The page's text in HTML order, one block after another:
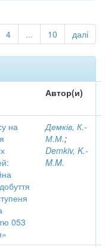
4 ... 10 далі
Автор(и)
на
053
Демків, К.-
М.М.;
Demkiv, K.-
M.M.